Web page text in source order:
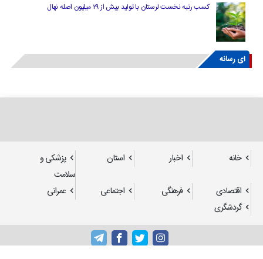
کسب رتبه نخست لرستان با تولید بیش از ۲۹ میلیون اصله نهال
ای رسانه
خانه اخبار استان
پزشکی و
سلامت
اقتصادی
فرهنگی اجتماعی
عمرانی
گردشگری